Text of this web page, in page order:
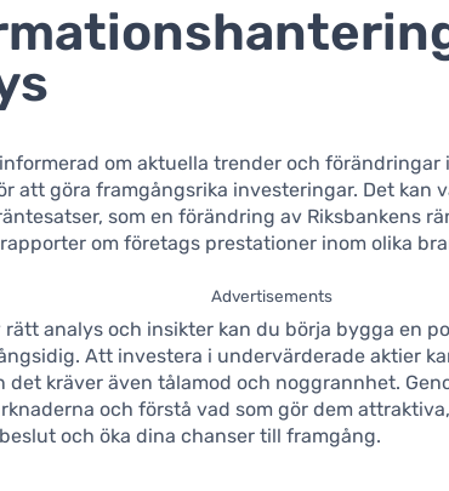
om aktuella trender och förändringar
att göra framgångsrika investeringar. Det kan
som en förändring av Riksbankens
om företags prestationer inom olika
Advertisements
rätt analys och insikter kan du börja bygga en
Att investera i undervärderade aktier
det kräver även tålamod och noggrannhet.
och förstå vad som gör dem
och öka dina chanser till framgång.